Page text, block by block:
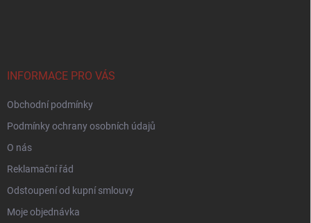
INFORMACE PRO VÁS
Obchodní podmínky
Podmínky ochrany osobních údajů
O nás
Reklamační řád
Odstoupení od kupní smlouvy
Moje objednávka